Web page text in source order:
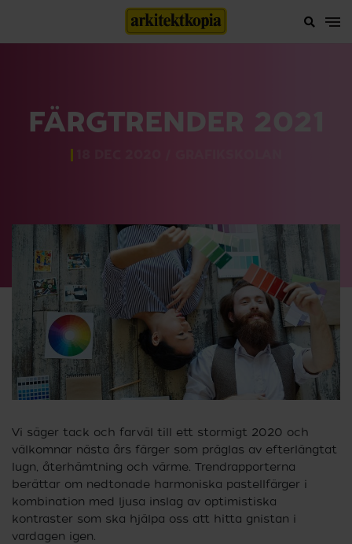
FÄRGTRENDER 2021
Vi säger tack och farväl till ett stormigt 2020 och
välkomnar nästa års färger som präglas av efterlängtat
lugn, återhämtning och värme. Trendrapporterna
berättar om nedtonade harmoniska pastellfärger i
kombination med ljusa inslag av optimistiska
kontraster som ska hjälpa oss att hitta gnistan i
vardagen igen.